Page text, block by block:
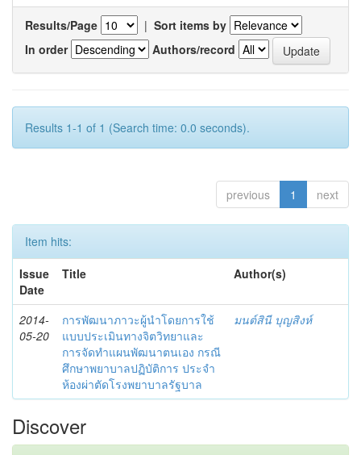
Results/Page | Sort items by
In order
Authors/record
Results 1-1 of 1 (Search time: 0.0 seconds).
previous 1 next
Item hits:
Issue
Date
Title Author(s)
2014-
05-20
การพัฒนาภาวะผู้นำโดยการใช้
แบบประเมินทางจิตวิทยาและ
การจัดทำแผนพัฒนาตนเอง กรณี
ศึกษาพยาบาลปฏิบัติการ ประจำ
ห้องผ่าตัดโรงพยาบาลรัฐบาล
มนต์สินี บุญสิงห์
Discover